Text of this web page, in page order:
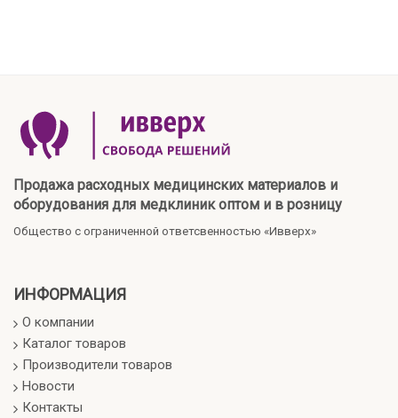
Продажа расходных медицинских материалов и
оборудования для медклиник оптом и в розницу
Общество с ограниченной ответсвенностью «Ивверх»
ИНФОРМАЦИЯ
О компании
Каталог товаров
Производители товаров
Новости
Контакты